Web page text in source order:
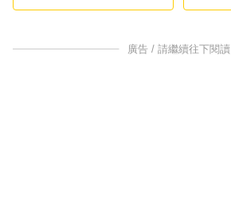
廣告 / 請繼續往下閱讀